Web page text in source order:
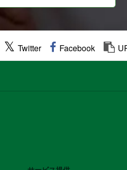
Twitter Facebook